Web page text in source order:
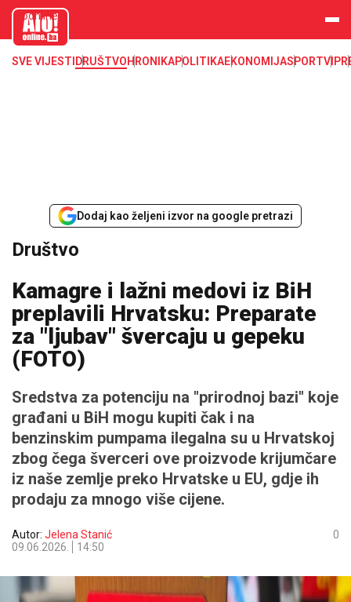
aloonline.b
SVE VIJESTI DRUŠTVOHRONIKAPOLITIKAEKONOMIJASPORTVIP
Dodaj kao željeni izvor na google pretrazi
Društvo
Kamagre i lažni medovi iz BiH
preplavili Hrvatsku: Preparate
za "ljubav" švercaju u gepeku
(FOTO)
Sredstva za potenciju na "prirodnoj bazi" koje
građani u BiH mogu kupiti čak i na
benzinskim pumpama ilegalna su u Hrvatskoj
zbog čega šverceri ove proizvode krijumčare
iz naše zemlje preko Hrvatske u EU, gdje ih
prodaju za mnogo više cijene.
Autor: Jelena Stanić
09.06.2026.
14:50
0